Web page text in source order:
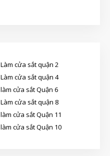
Làm cửa sắt quận 2
Làm cửa sắt quận 4
làm cửa sắt Quận 6
Làm cửa sắt quận 8
làm cửa sắt Quận 11
làm cửa sắt Quận 10